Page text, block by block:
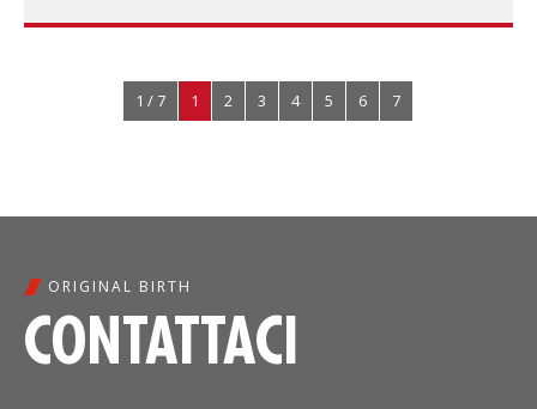
1 / 7 1 2 3 4 5 6 7
ORIGINAL BIRTH
CONTATTACI